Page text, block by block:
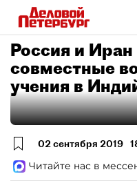
Россия и
совместные
учения в
02 сентября 2019
Читайте нас в